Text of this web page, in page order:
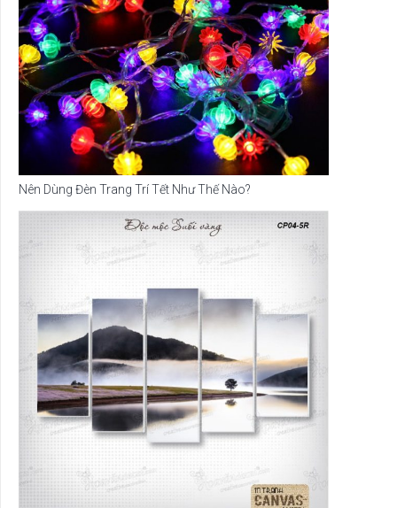
Nên Dùng Đèn Trang Trí Tết Như Thế Nào?